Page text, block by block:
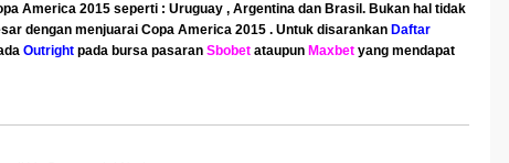
America 2015 seperti : Uruguay , Argentina dan Brasil. Bukan hal tidak
dengan menjuarai Copa America 2015 . Untuk disarankan Daftar
Outright pada bursa pasaran Sbobet ataupun Maxbet yang mendapat